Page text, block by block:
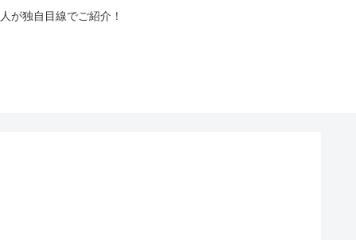
が独自目線でご紹介！